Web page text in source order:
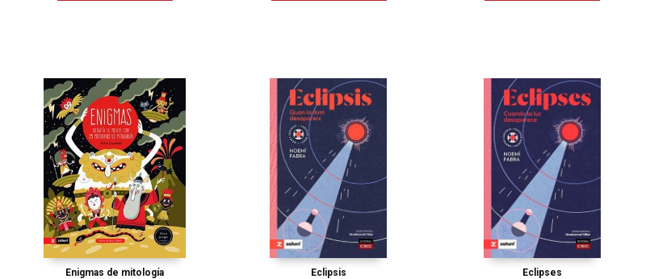
Enigmas de mitología Eclipsis Eclipses